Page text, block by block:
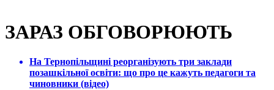
ЗАРАЗ ОБГОВОРЮЮТЬ
На Тернопільщині реорганізують три заклади
позашкільної освіти: що про це кажуть педагоги та
чиновники (відео)